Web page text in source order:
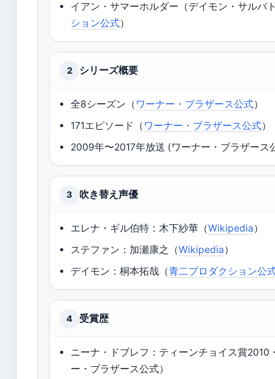
イアン・サマーホルダー（デイモン・サルバ
ション公式）
2 シリーズ概要
全8シーズン（ ワーナー・ブラザース公式）
171エピソード（ ワーナー・ブラザース公式）
2009年〜2017年放送 (ワーナー・ブラザース
3 吹き替え声優
エレナ・ギル伯特：木下紗華（Wikipedia）
ステファン：加瀬康之（Wikipedia）
デイモン：桐本拓哉（青二プロダクション公
4 受賞歴
ニーナ・ドブレフ：ティーンチョイス賞2010
ー・ブラザース公式）